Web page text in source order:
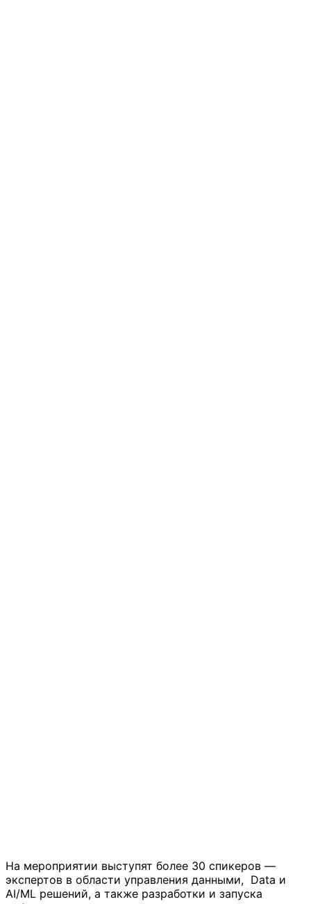
На мероприятии выступят более 30 спикеров —
экспертов в области управления данными, Data и
AI/ML решений, а также разработки и запуска